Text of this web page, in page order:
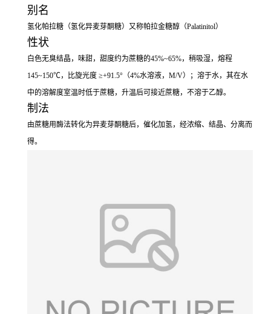
别名
氢化帕拉糖（氢化异麦芽酮糖）又称帕拉金糖醇（Palatinitol）
性状
白色无臭结晶，味甜，甜度约为蔗糖的45%~65%，稍吸湿，熔程
145~150℃，比旋光度 ≥+91.5°（4%水溶液，M/V）；溶于水，其在水
中的溶解度室温时低于蔗糖，升温后可接近蔗糖，不溶于乙醇。
制法
由蔗糖用酶法转化为异麦芽酮糖后，催化加氢，经浓缩、结晶、分离而
得。